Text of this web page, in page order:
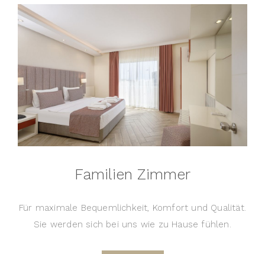
Familien Zimmer
Für maximale Bequemlichkeit, Komfort und Qualität.
Sie werden sich bei uns wie zu Hause fühlen.